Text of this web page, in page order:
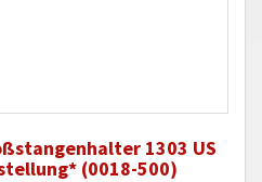
1303 US
(0018-500)